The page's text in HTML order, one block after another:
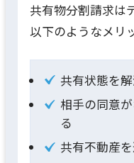
共有物分割請求は
以下のようなメリ
共有状態を
相手の同意
る
共有不動産